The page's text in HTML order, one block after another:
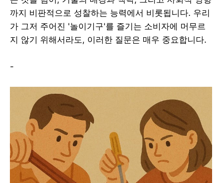
까지 비판적으로 성찰하는 능력에서 비롯됩니다. 우리
가 그저 주어진 '놀이기구'를 즐기는 소비자에 머무르
지 않기 위해서라도, 이러한 질문은 매우 중요합니다.
-